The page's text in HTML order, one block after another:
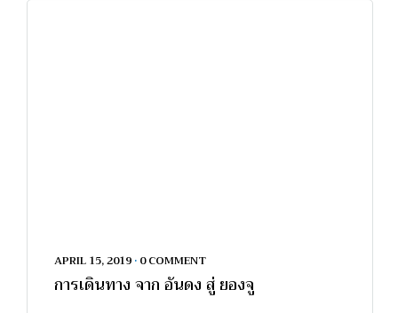
APRIL 15, 2019 • 0 COMMENT
การเดินทาง จาก อันดง สู่ ยองจู